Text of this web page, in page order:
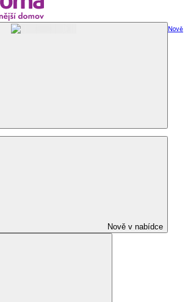
Nově
Nově v nabídce